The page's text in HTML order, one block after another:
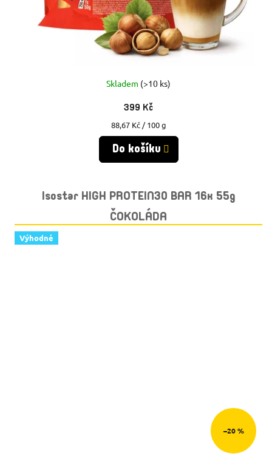
Skladem (>10 ks)
399 Kč
Měrná
cena:
88,67 Kč / 100 g
Do košíku
Isostar HIGH PROTEIN30 BAR 16x 55g
ČOKOLÁDA
Výhodné
–20 %